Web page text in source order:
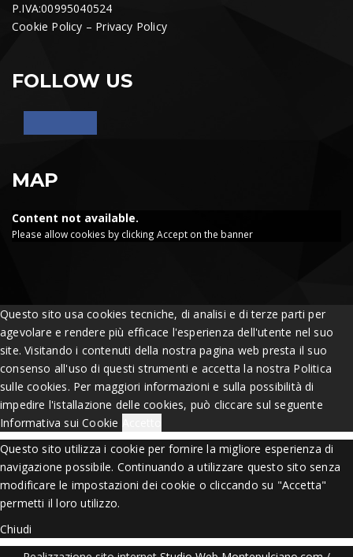
P.IVA:00995040524
Cookie Policy – Privacy Policy
FOLLOW US
MAP
Content not available.
Please allow cookies by clicking Accept on the banner
Questo sito usa cookies tecniche, di analisi e di terze parti per
agevolare e rendere più efficace l'esperienza dell'utente nel suo
site. Visitando i contenuti della nostra pagina web presta il suo
consenso all'uso di questi strumenti e accetta la nostra Politica
sulle cookies. Per maggiori informazioni e sulla possibilità di
impedire l'istallazione delle cookies, può cliccare sul seguente
Informativa sui Cookie
Questo sito utilizza i cookie per fornire la migliore esperienza di
navigazione possibile. Continuando a utilizzare questo sito senza
modificare le impostazioni dei cookie o cliccando su "Accetta"
permetti il loro utilizzo.
Chiudi